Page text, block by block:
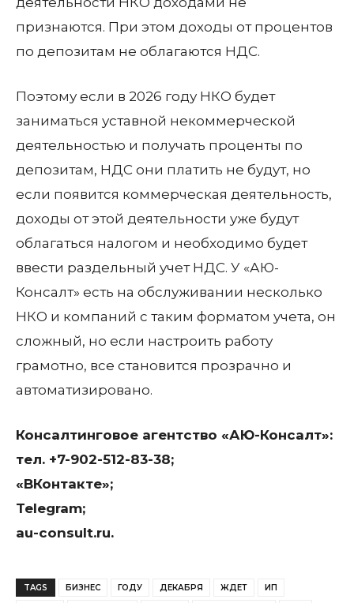
признаются. При этом доходы от процентов
по депозитам не облагаются НДС.
Поэтому если в 2026 году НКО будет
заниматься уставной некоммерческой
деятельностью и получать проценты по
депозитам, НДС они платить не будут, но
если появится коммерческая деятельность,
доходы от этой деятельности уже будут
облагаться налогом и необходимо будет
ввести раздельный учет НДС. У «АЮ-
Консалт» есть на обслуживании несколько
НКО и компаний с таким форматом учета, он
сложный, но если настроить работу
грамотно, все становится прозрачно и
автоматизировано.
Консалтинговое агентство «АЮ-Консалт»:
тел. +7-902-512-83-38;
«ВКонтакте»;
Telegram;
au-consult.ru.
TAGS БИЗНЕС ГОДУ ДЕКАБРЯ ЖДЕТ ИП